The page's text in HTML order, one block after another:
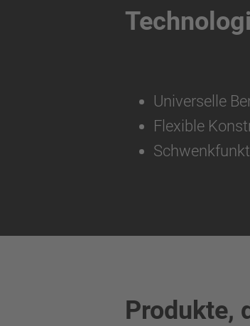
Universelle
Flexible
Produkte,